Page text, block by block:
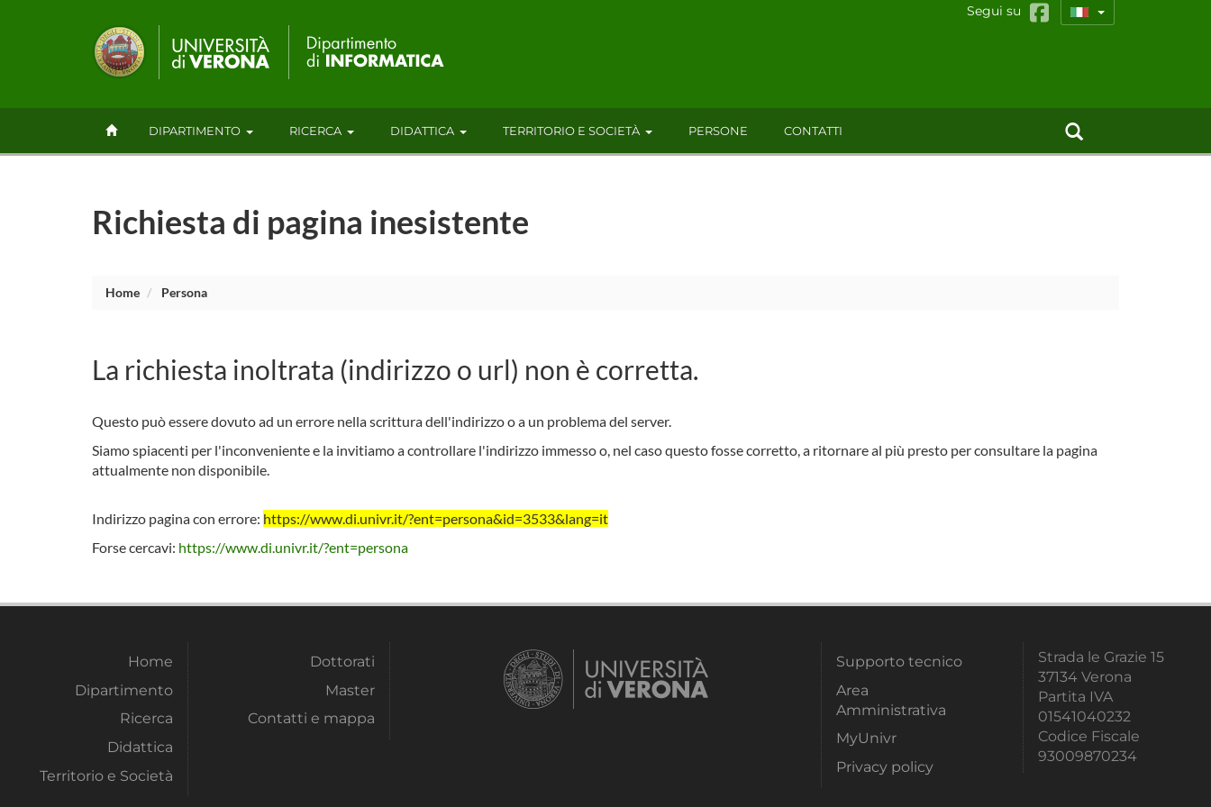
Segui su
DIPARTIMENTO RICERCA DIDATTICA TERRITORIO E SOCIETÀ PERSONE CONTATTI
Richiesta di pagina inesistente
Home Persona
La richiesta inoltrata (indirizzo o url) non è corretta.
Questo può essere dovuto ad un errore nella scrittura dell'indirizzo o a un problema del server.
Siamo spiacenti per l'inconveniente e la invitiamo a controllare l'indirizzo immesso o, nel caso questo fosse corretto, a ritornare al più presto per consultare la pagina
attualmente non disponibile.
Indirizzo pagina con errore: https://www.di.univr.it/?ent=persona&id=3533&lang=it
Forse cercavi: https://www.di.univr.it/?ent=persona
Home
Dipartimento
Ricerca
Didattica
Territorio e Società
Dottorati
Master
Contatti e mappa
Supporto tecnico
Area
Amministrativa
MyUnivr
Privacy policy
Strada le Grazie 15
37134 Verona
Partita IVA
01541040232
Codice Fiscale
93009870234